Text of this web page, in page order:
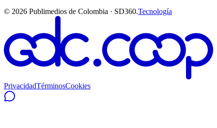
© 2026 Publimedios de Colombia · SD360.Tecnología
PrivacidadTérminosCookies